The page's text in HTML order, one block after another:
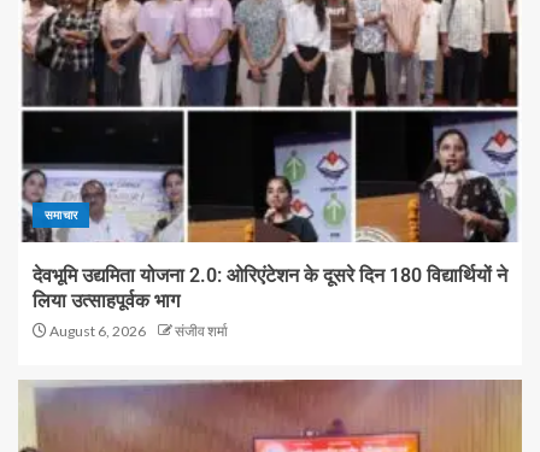
समाचार
देवभूमि उद्यमिता योजना 2.0: ओरिएंटेशन के दूसरे दिन 180 विद्यार्थियों ने
लिया उत्साहपूर्वक भाग
August 6, 2026 संजीव शर्मा